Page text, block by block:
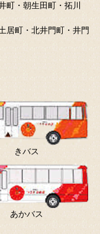
町・朝生田町・拓川
居町・北井門町・井門
きバス
あかバス